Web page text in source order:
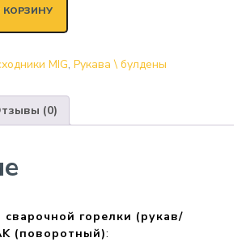
КОРЗИНУ
MIG, Рукава \ булдены
(0)
сварочной горелки (рукав/
(поворотный):